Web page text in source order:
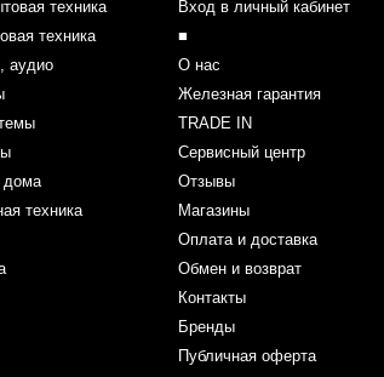
техника
техника
аудио
дома
техника
Вход в личный кабинет
■
О нас
Железная гарантия
TRADE IN
Сервисный центр
Отзывы
Магазины
Оплата и доставка
Обмен и возврат
Контакты
Бренды
Публичная оферта